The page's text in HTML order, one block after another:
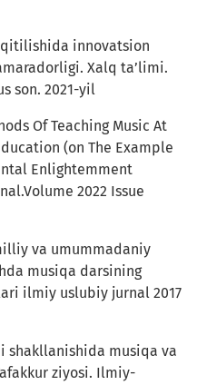
innovatsion
Xalq ta’limi.
son. 2021-yil
Of Teaching Music At
(on The Example
Enlightemment
2022 Issue
va umummadaniy
musiqa darsining
ilmiy uslubiy jurnal 2017
shakllanishida musiqa va
ziyosi. Ilmiy-